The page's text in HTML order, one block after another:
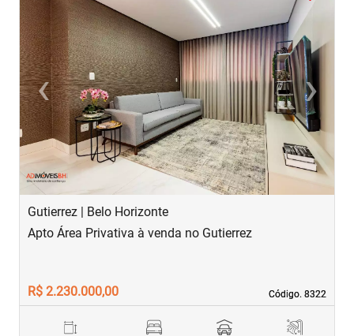
‹Previous ›Next
Gutierrez | Belo Horizonte
Código. 8322
Código. 8322
Apto Área Privativa à venda no Gutierrez
R$ 2.230.000,00